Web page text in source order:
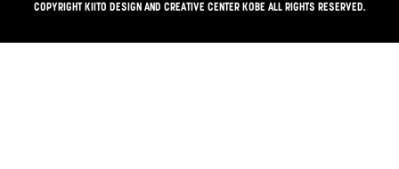
COPYRIGHT KIITO DESIGN AND CREATIVE CENTER KOBE ALL RIGHTS RESERVED.